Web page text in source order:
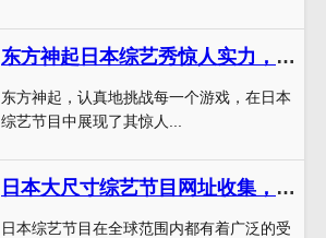
东方神起日本综艺秀惊人实力，快来看看是哪一期好看到爆
东方神起，认真地挑战每一个游戏，在日本
综艺节目中展现了其惊人...
日本大尺寸综艺节目网址收集，让你爱上日本综艺
日本综艺节目在全球范围内都有着广泛的受